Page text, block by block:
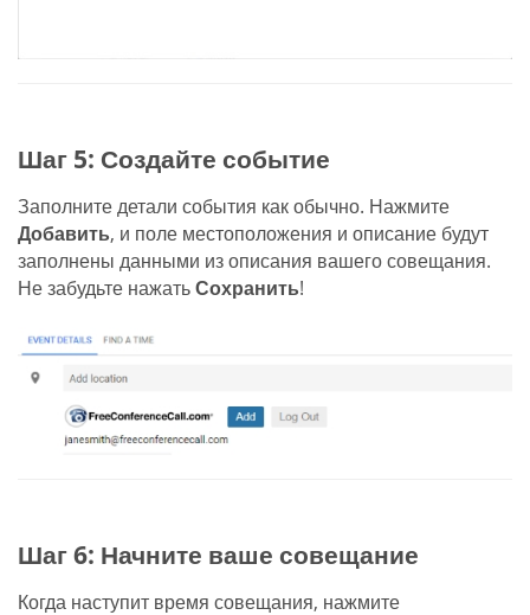
Шаг 5: Создайте событие
Заполните детали события как обычно. Нажмите
Добавить, и поле местоположения и описание будут
заполнены данными из описания вашего совещания.
Не забудьте нажатьСохранить!
Шаг 6: Начните ваше совещание
Когда наступит время совещания, нажмите